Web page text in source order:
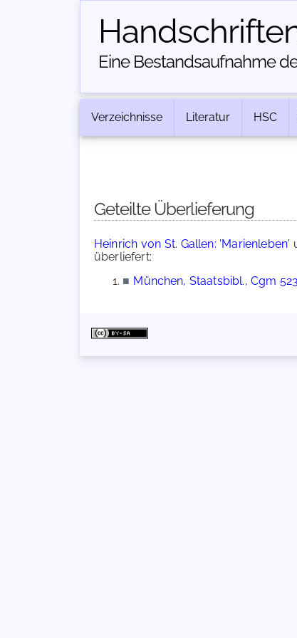
Eine Bestandsaufnahme
Verzeichnisse Literatur HSC
Geteilte Überlieferung
Heinrich von St. Gallen: 'Marienleben'
überliefert:
■ München, Staatsbibl., Cgm